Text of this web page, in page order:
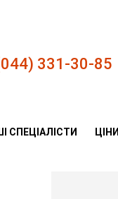
331-30-85
СПЕЦІАЛІСТИ ЦІНИ